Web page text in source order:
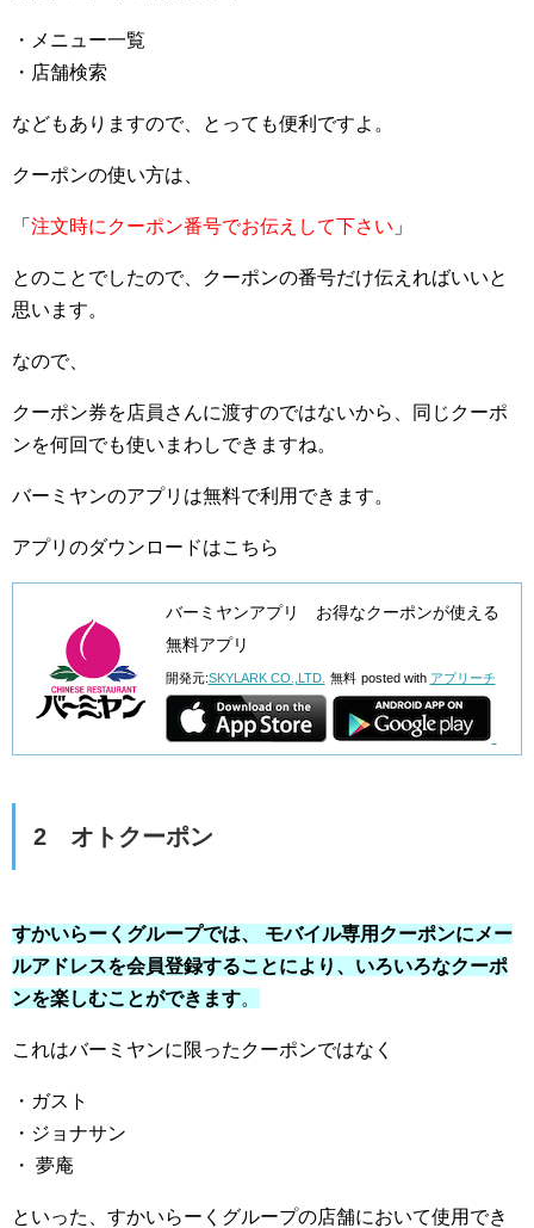
・メニュー一覧
・店舗検索
などもありますので、とっても便利ですよ。
クーポンの使い方は、
「 注文時にクーポン番号でお伝えして下さい 」
とのことでしたので、クーポンの番号だけ伝えればいいと
思います。
なので、
クーポン券を店員さんに渡すのではないから、同じクーポ
ンを何回でも使いまわしできますね。
バーミヤンのアプリは無料で利用できます。
アプリのダウンロードはこちら
バーミヤンアプリ お得なクーポンが使える
無料アプリ
開発元:SKYLARK CO.,LTD. 無料 posted with アプリーチ
2 オトクーポン
すかいらーくグループでは、 モバイル専用クーポンにメー
ルアドレスを会員登録することにより、いろいろなクーポ
ンを楽しむことができます。
これはバーミヤンに限ったクーポンではなく
・ガスト
・ジョナサン
・ 夢庵
といった、すかいらーくグループの店舗において使用でき